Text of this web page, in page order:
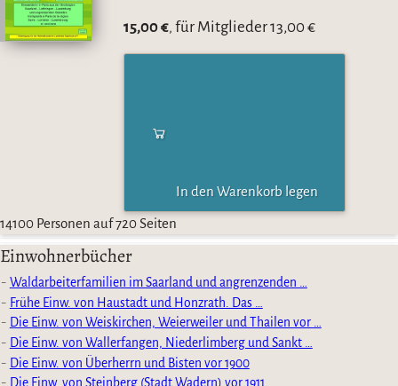
15,00 €, für Mitglieder 13,00 €
In den Warenkorb legen
14100 Personen auf 720 Seiten
Einwohnerbücher
Waldarbeiterfamilien im Saarland und angrenzenden …
Frühe Einw. von Haustadt und Honzrath. Das …
Die Einw. von Weiskirchen, Weierweiler und Thailen vor …
Die Einw. von Wallerfangen, Niederlimberg und Sankt …
Die Einw. von Überherrn und Bisten vor 1900
Die Einw. von Steinberg (Stadt Wadern) vor 1911